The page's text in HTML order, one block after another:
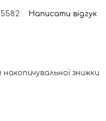
Написати відгук
знижки